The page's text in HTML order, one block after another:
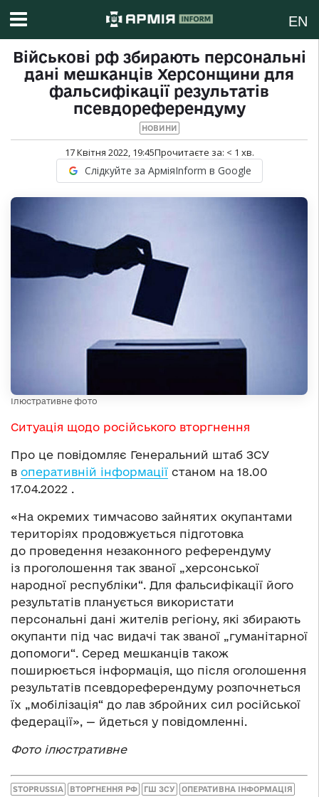
EN
Військові рф збирають персональні
дані мешканців Херсонщини для
фальсифікації результатів
псевдореферендуму
НОВИНИ
17 Квітня 2022, 19:45Прочитаєте за: < 1 хв.
Слідкуйте за АрміяInform в Google
Ілюстративне фото
Ситуація щодо російського вторгнення
Про це повідомляє Генеральний штаб ЗСУ
в оперативній інформації станом на 18.00
17.04.2022 .
«На окремих тимчасово зайнятих окупантами
територіях продовжується підготовка
до проведення незаконного референдуму
із проголошення так званої „херсонської
народної республіки“. Для фальсифікації його
результатів планується використати
персональні дані жителів регіону, які збирають
окупанти під час видачі так званої „гуманітарної
допомоги“. Серед мешканців також
поширюється інформація, що після оголошення
результатів псевдореферендуму розпочнеться
їх „мобілізація“ до лав збройних сил російської
федерації», — йдеться у повідомленні.
Фото ілюстративне
STOPRUSSIA ВТОРГНЕННЯ РФ ГШ ЗСУ ОПЕРАТИВНА ІНФОРМАЦІЯ